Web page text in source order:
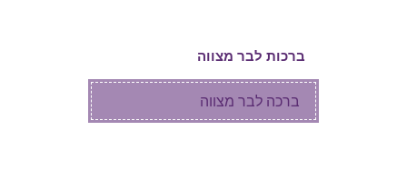
ברכות לבר מצווה
ברכה לבר מצווה